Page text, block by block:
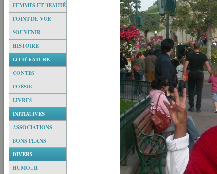
FEMMES ET BEAUTÉ
POINT DE VUE
SOUVENIR
HISTOIRE
LITTÉRATURE
CONTES
POÉSIE
LIVRES
INITIATIVES
ASSOCIATIONS
BONS PLANS
DIVERS
HUMOUR